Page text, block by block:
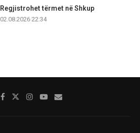
Regjistrohet tërmet në Shkup
02.08.2026 22:34